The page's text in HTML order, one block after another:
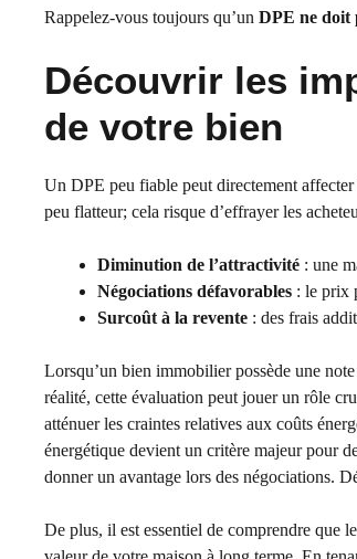
Rappelez-vous toujours qu’un DPE ne doit
Découvrir les
de votre bien
Un DPE peu fiable peut directement
peu flatteur; cela risque d’effrayer les
Diminution de l’attractivité : une
Négociations défavorables : le prix
Surcoût à la revente : des frais
Lorsqu’un bien immobilier possède une
réalité, cette évaluation peut jouer un rôle
atténuer les craintes relatives aux coûts
énergétique devient un critère majeur pour
donner un avantage lors des négociations.
De plus, il est essentiel de comprendre que